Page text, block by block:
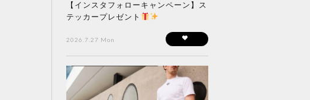
【インスタフォローキャンペーン】ス
テッカープレゼント
2026.7.27 Mon